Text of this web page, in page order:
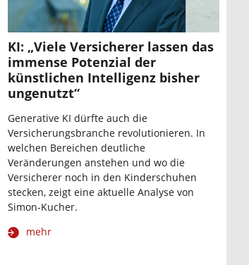
KI: „Viele Versicherer lassen das
immense Potenzial der
künstlichen Intelligenz bisher
ungenutzt“
Generative KI dürfte auch die
Versicherungsbranche revolutionieren. In
welchen Bereichen deutliche
Veränderungen anstehen und wo die
Versicherer noch in den Kinderschuhen
stecken, zeigt eine aktuelle Analyse von
Simon-Kucher.
mehr